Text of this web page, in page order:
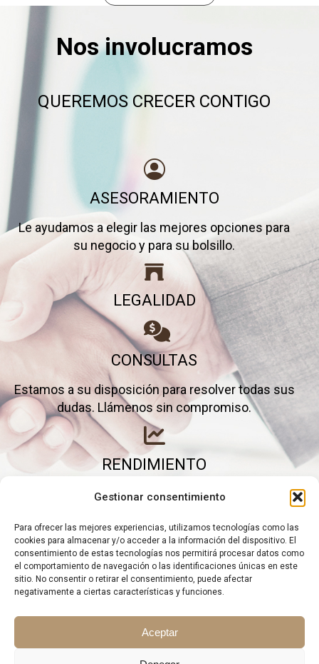
Gestionar consentimiento
Para ofrecer las mejores experiencias, utilizamos tecnologías como las
cookies para almacenar y/o acceder a la información del dispositivo. El
consentimiento de estas tecnologías nos permitirá procesar datos como
el comportamiento de navegación o las identificaciones únicas en este
sitio. No consentir o retirar el consentimiento, puede afectar
negativamente a ciertas características y funciones.
Aceptar
Nos involucramos
QUEREMOS CRECER CONTIGO
ASESORAMIENTO
Le ayudamos a elegir las mejores opciones para
su negocio y para su bolsillo.
LEGALIDAD
CONSULTAS
Estamos a su disposición para resolver todas sus
dudas. Llámenos sin compromiso.
RENDIMIENTO
Elimine gastos inútiles y saque el máximo partido a